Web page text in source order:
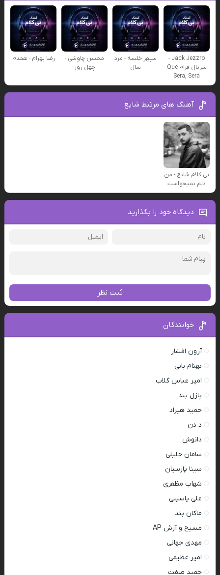
Jack Jezzro -
سریال فرام Que
Sera, Sera
سپهر خلسه - مرد
سال
محسن چاوشی -
چهل روز
رضا بهرام - همدم
آهنگ های مرتبط شایع
بی کلام شایع - من
دلم نمیخواست
دیدگاه خود را بگذارید
ثبت نظر
خوانندگان
آرون افشار
بهنام بانی
امیر عباس گلاب
پازل بند
حمید هیراد
د دن
دانوش
سامان جلیلی
سینا پارسیان
شهاب مظفری
علی یاسینی
ماکان بند
مسیح و آرش AP
مهدی جهانی
امیر عظیمی
حمید صفت